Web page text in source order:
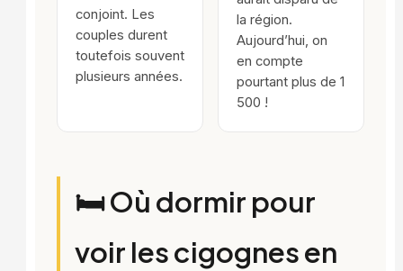
conjoint. Les
couples durent
toutefois souvent
plusieurs années.
la région.
Aujourd’hui, on
en compte
pourtant plus de 1
500 !
🛏️ Où dormir pour
voir les cigognes en